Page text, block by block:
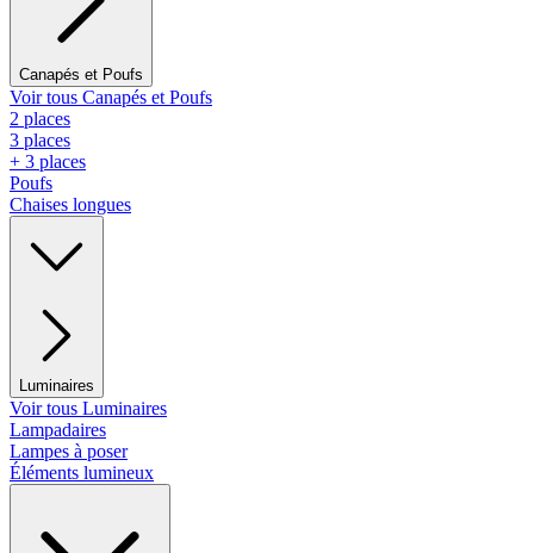
Canapés et Poufs
Voir tous Canapés et Poufs
2 places
3 places
+ 3 places
Poufs
Chaises longues
Luminaires
Voir tous Luminaires
Lampadaires
Lampes à poser
Éléments lumineux